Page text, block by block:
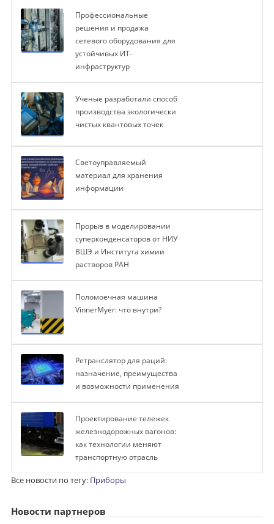
Профессиональные
решения и продажа
сетевого оборудования для
устойчивых ИТ-
инфраструктур
Ученые разработали способ
производства экологически
чистых квантовых точек
Светоуправляемый
материал для хранения
информации
Прорыв в моделировании
суперконденсаторов от НИУ
ВШЭ и Института химии
растворов РАН
Поломоечная машина
VinnerMyer: что внутри?
Ретранслятор для раций:
назначение, преимущества
и возможности применения
Проектирование тележек
железнодорожных вагонов:
как технологии меняют
транспортную отрасль
Все новости по тегу: Приборы
Новости партнеров